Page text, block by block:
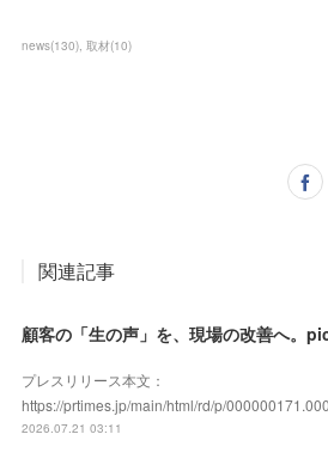
news(130) 取材(10)
関連記事
プレスリリース本文：
https://prtimes.jp/main/html/rd/p/
2026.07.21 03:11